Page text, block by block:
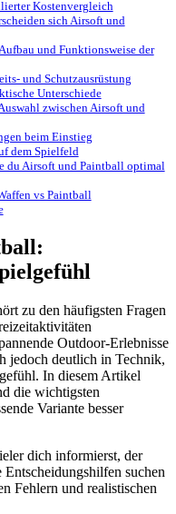
Kostenvergleich
sich Airsoft und
und Funktionsweise der
und Schutzausrüstung
Unterschiede
zwischen Airsoft und
beim Einstieg
dem Spielfeld
du Airsoft und Paintball optimal
vs Paintball
zu den häufigsten Fragen
Outdoor-Erlebnisse
jedoch deutlich in Technik,
In diesem Artikel
die wichtigsten
Variante besser
dich informierst, der
suchen
Fehlern und realistischen